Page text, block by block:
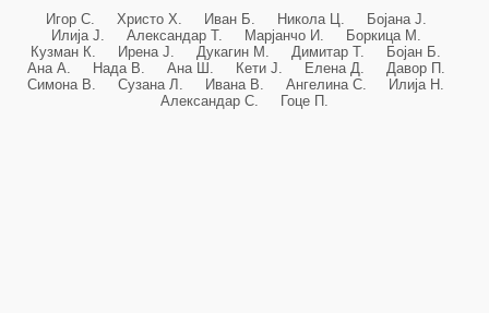
Игор С. Христо Х. Иван Б. Никола Ц. Бојана Ј.
Илија Ј. Александар Т. Марјанчо И. Боркица М.
Кузман К. Ирена Ј. Дукагин М. Димитар Т. Бојан Б.
Ана А. Нада В. Ана Ш. Кети Ј. Елена Д. Давор П.
Симона В. Сузана Л. Ивана В. Ангелина С. Илија Н.
Александар С. Гоце П.